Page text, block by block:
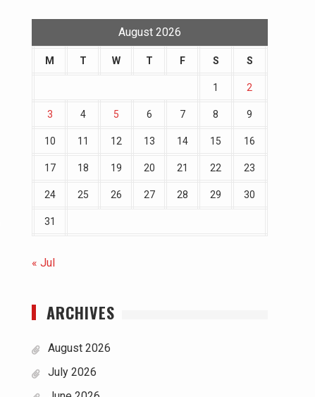
August 2026
M T W T F S S
1 2
3 4 5 6 7 8 9
10 11 12 13 14 15 16
17 18 19 20 21 22 23
24 25 26 27 28 29 30
31
« Jul
ARCHIVES
August 2026
July 2026